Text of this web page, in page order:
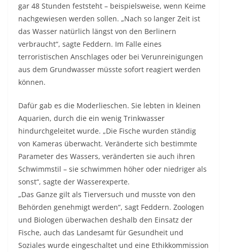
gar 48 Stunden feststeht – beispielsweise, wenn Keime
nachgewiesen werden sollen. „Nach so langer Zeit ist
das Wasser natürlich längst von den Berlinern
verbraucht“, sagte Feddern. Im Falle eines
terroristischen Anschlages oder bei Verunreinigungen
aus dem Grundwasser müsste sofort reagiert werden
können.
Dafür gab es die Moderlieschen. Sie lebten in kleinen
Aquarien, durch die ein wenig Trinkwasser
hindurchgeleitet wurde. „Die Fische wurden ständig
von Kameras überwacht. Veränderte sich bestimmte
Parameter des Wassers, veränderten sie auch ihren
Schwimmstil – sie schwimmen höher oder niedriger als
sonst“, sagte der Wasserexperte.
„Das Ganze gilt als Tierversuch und musste von den
Behörden genehmigt werden“, sagt Feddern. Zoologen
und Biologen überwachen deshalb den Einsatz der
Fische, auch das Landesamt für Gesundheit und
Soziales wurde eingeschaltet und eine Ethikkommission